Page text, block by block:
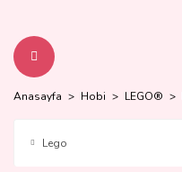
Anasayfa Hobi LEGO®
Lego